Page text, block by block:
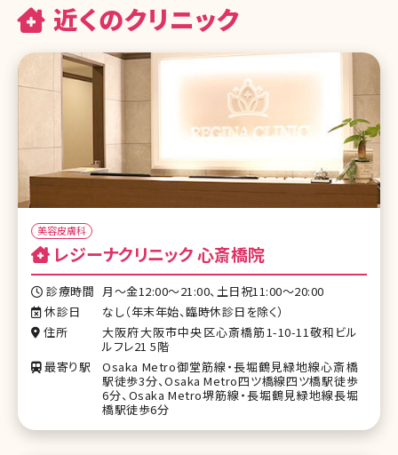
近くのクリニック
美容皮膚科
レジーナクリニック 心斎橋院
診療時間 月〜金12:00〜21:00、土日祝11:00〜20:00
休診日
なし（年末年始、臨時休診日を除く）
住所
大阪府大阪市中央区心斎橋筋1-10-11敬和ビル
ルフレ21 5階
最寄り駅
Osaka Metro御堂筋線・長堀鶴見緑地線心斎橋
駅徒歩3分、Osaka Metro四ツ橋線四ツ橋駅徒歩
6分、Osaka Metro堺筋線・長堀鶴見緑地線長堀
橋駅徒歩6分